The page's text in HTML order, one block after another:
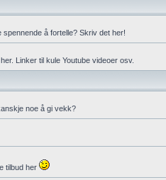
å fortelle? Skriv det her!
Linker til kule Youtube videoer osv.
noe å gi vekk?
tilbud her